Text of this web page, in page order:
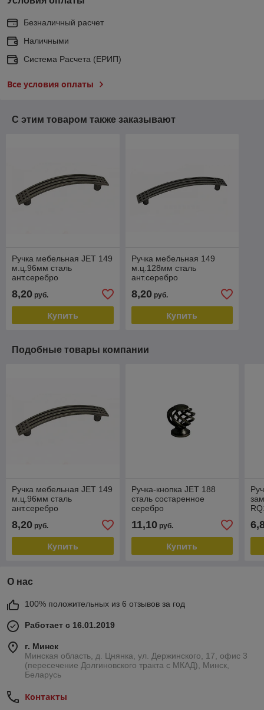
Безналичный расчет
Наличными
Система Расчета (ЕРИП)
Все условия оплаты
С этим товаром также заказывают
Ручка мебельная JET 149
м.ц.96мм сталь
ант.серебро
8,20 руб.
Купить
Ручка мебельная 149
м.ц.128мм сталь
ант.серебро
8,20руб.
Купить
Подобные товары компании
Ручка мебельная JET 149
м.ц.96мм сталь
ант.серебро
8,20 руб.
Купить
Ручка-кнопка JET 188
сталь состаренное
серебро
11,10руб.
Купить
О нас
100% положительных из 6 отзывов за год
Работает с 16.01.2019
г. Минск
Минская область, д. Цнянка, ул. Держинского, 17, офис 3
(пересечение Долгиновского тракта с МКАД), Минск,
Беларусь
Контакты